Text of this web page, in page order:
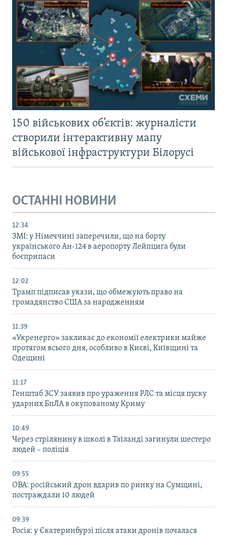
150 військових об’єктів: журналісти
створили інтерактивну мапу
військової інфраструктури Білорусі
ОСТАННІ НОВИНИ
12:34
ЗМІ: у Німеччині заперечили, що на борту
українського Ан-124 в аеропорту Лейпцига були
боєприпаси
12:02
Трамп підписав укази, що обмежують право на
громадянство США за народженням
11:39
«Укренерго» закликає до економії електрики майже
протягом всього дня, особливо в Києві, Київщині та
Одещині
11:17
Генштаб ЗСУ заявив про ураження РЛС та місця пуску
ударних БпЛА в окупованому Криму
10:49
Через стрілянину в школі в Таїланді загинули шестеро
людей – поліція
09:55
ОВА: російський дрон вдарив по ринку на Сумщині,
постраждали 10 людей
09:39
Росія: у Єкатеринбурзі після атаки дронів почалася